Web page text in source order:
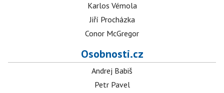
Karlos Vémola
Jiří Procházka
Conor McGregor
Osobnosti.cz
Andrej Babiš
Petr Pavel